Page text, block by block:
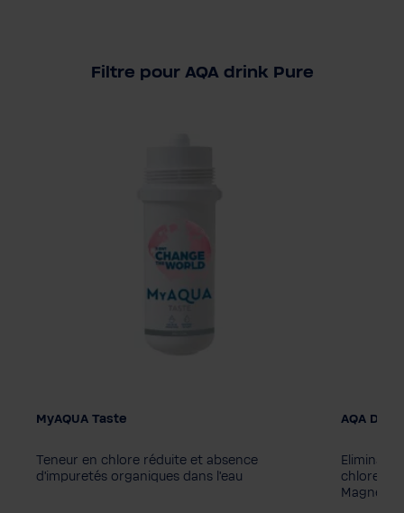
Filtre pour AQA drink Pure
Filter cartridge
MyAQUA Protect
MyAQUA Taste
MyAQUA Taste
Teneur en chlore réduite et absence
d'impuretés organiques dans l'eau
AQA
ZINC +
AQA
chlore et